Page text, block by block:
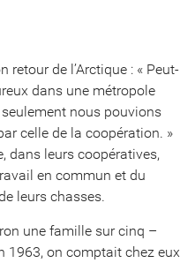
de l’Arctique : « Peut-
dans une métropole
nous pouvions
celle de la coopération. »
dans leurs coopératives,
en commun et du
leurs chasses.
une famille sur cinq –
1963, on comptait chez eux